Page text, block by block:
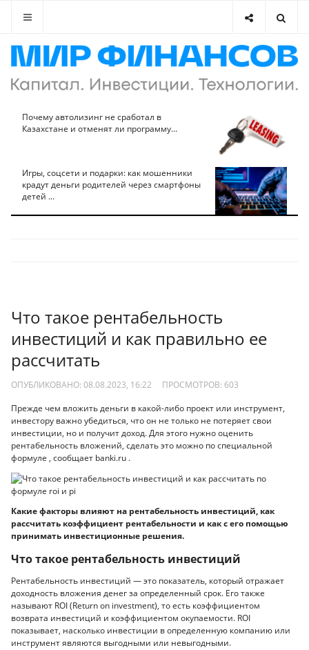
Почему автолизинг не сработал в
Казахстане и отменят ли программу...
Игры, соцсети и подарки: как мошенники
крадут деньги родителей через смартфоны
детей ...
Что такое рентабельность
инвестиций и как правильно ее
рассчитать
ОПУБЛИКОВАНО: 08.08.2023, 16:22 ПРОСМОТРОВ: 603
Прежде чем вложить деньги в какой-либо проект или инструмент,
инвестору важно убедиться, что он не только не потеряет свои
инвестиции, но и получит доход. Для этого нужно оценить
рентабельность вложений, сделать это можно по специальной
формуле , сообщает banki.ru .
Какие факторы влияют на рентабельность инвестиций, как
рассчитать коэффициент рентабельности и как с его помощью
принимать инвестиционные решения.
Что такое рентабельность инвестиций
Рентабельность инвестиций — это показатель, который отражает
доходность вложения денег за определенный срок. Его также
называют ROI (Return on investment), то есть коэффициентом
возврата инвестиций и коэффициентом окупаемости. ROI
показывает, насколько инвестиции в определенную компанию или
инструмент являются выгодными или невыгодными.